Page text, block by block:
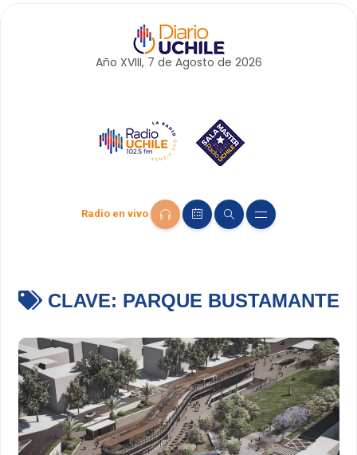
Año XVIII, 7 de Agosto de 2026
Radio en vivo
CLAVE: PARQUE BUSTAMANTE